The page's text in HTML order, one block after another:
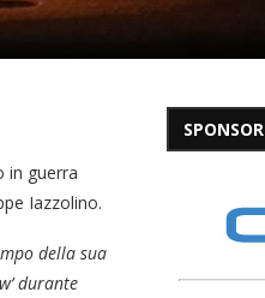
in guerra
Iazzolino.
della sua
durante
SPONSOR